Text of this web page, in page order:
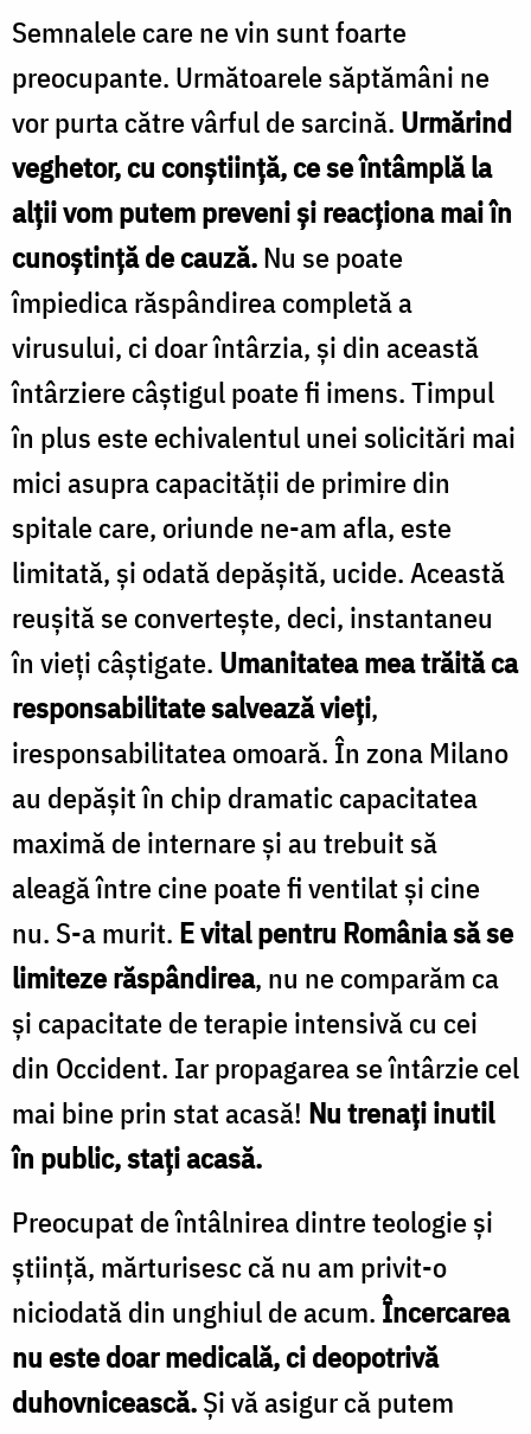
Semnalele care ne vin sunt foarte
preocupante. Următoarele săptămâni ne
vor purta către vârful de sarcină. Urmărind
veghetor, cu conștiință, ce se întâmplă la
alții vom putem preveni și reacționa mai în
cunoștință de cauză.Nu se poate
împiedica răspândirea completă a
virusului, ci doar întârzia, și din această
întârziere câștigul poate fi imens. Timpul
în plus este echivalentul unei solicitări mai
mici asupra capacității de primire din
spitale care, oriunde ne-am afla, este
limitată, și odată depășită, ucide. Această
reușită se convertește, deci, instantaneu
în vieți câștigate. Umanitatea mea trăită ca
responsabilitate salvează vieți,
iresponsabilitatea omoară. În zona Milano
au depășit în chip dramatic capacitatea
maximă de internare și au trebuit să
aleagă între cine poate fi ventilat și cine
nu. S-a murit. E vital pentru România să se
limiteze răspândirea, nu ne comparăm ca
și capacitate de terapie intensivă cu cei
din Occident. Iar propagarea se întârzie cel
mai bine prin stat acasă! Nu trenați inutil
în public, stați acasă.
Preocupat de întâlnirea dintre teologie și
știință, mărturisesc că nu am privit-o
niciodată din unghiul de acum.Încercarea
nu este doar medicală, ci deopotrivă
duhovnicească.Și vă asigur că putem